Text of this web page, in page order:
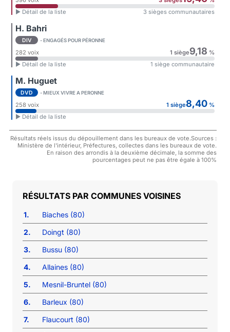
► Détail de la liste
3 sièges communautaires
H. Bahri
DIV - ENGAGÉS POUR PÉRONNE
282 voix 1 siège9,18 %
► Détail de la liste
1 siège communautaire
M. Huguet
DVD - MIEUX VIVRE A PERONNE
258 voix 1 siège8,40%
► Détail de la liste
Résultats réels issus du dépouillement dans les bureaux de vote.Sources :
Ministère de l'intérieur, Préfectures, collectes dans les bureaux de vote.
En raison des arrondis à la deuxième décimale, la somme des
pourcentages peut ne pas être égale à 100%
COMMUNES VOISINES
1.
Biaches (80)
2.
Doingt (80)
3.
Bussu (80)
4.
Allaines (80)
5.
Mesnil-Bruntel (80)
6.
Barleux (80)
7.
Flaucourt (80)